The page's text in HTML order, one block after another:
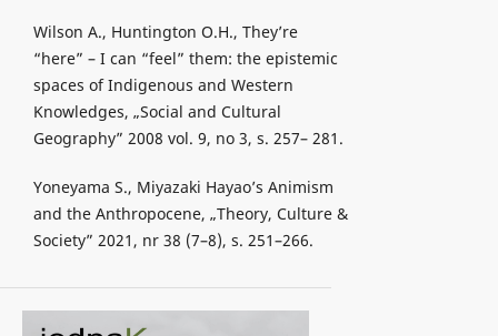
Wilson A., Huntington O.H., They’re
“here” – I can “feel” them: the epistemic
spaces of Indigenous and Western
Knowledges, „Social and Cultural
Geography” 2008 vol. 9, no 3, s. 257– 281.
Yoneyama S., Miyazaki Hayao’s Animism
and the Anthropocene, „Theory, Culture &
Society” 2021, nr 38 (7–8), s. 251–266.